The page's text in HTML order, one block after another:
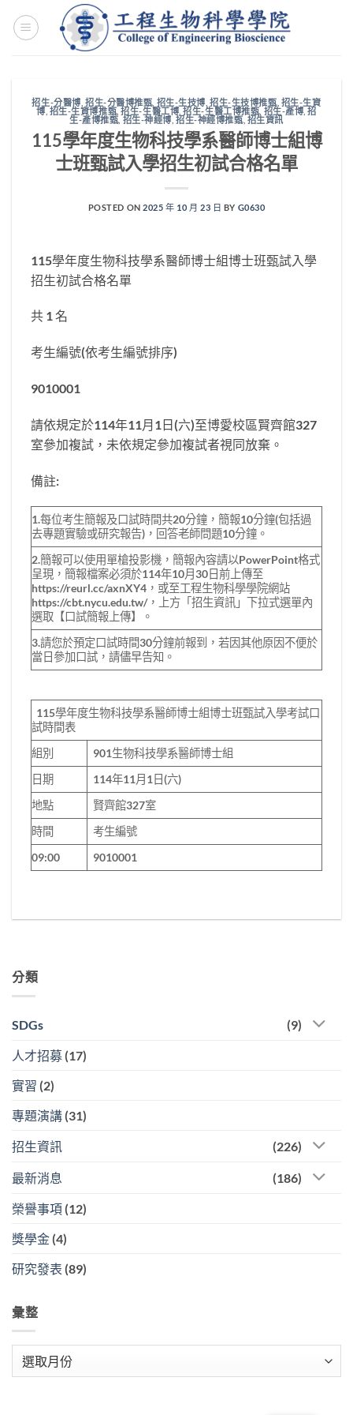
招生-分醫博, 招生-分醫博推甄, 招生-生技博,招生-生技博推甄, 招生-生資
博, 招生-生資博推甄,招生-生醫工博,招生-生醫工博推甄, 招生-產博,招
生-產博推甄, 招生-神經博,招生-神經博推甄, 招生資訊
115學年度生物科技學系醫師博士組博
士班甄試入學招生初試合格名單
POSTED ON2025 年 10 月 23 日 BY G0630
115學年度生物科技學系醫師博士組博士班甄試入學
招生初試合格名單
共 1 名
考生編號(依考生編號排序)
9010001
請依規定於114年11月1日(六)至博愛校區賢齊館327
室參加複試，未依規定參加複試者視同放棄。
備註:
1.每位考生簡報及口試時間共20分鐘，簡報10分鐘(包括過
去專題實驗或研究報告)，回答老師問題10分鐘。
2.簡報可以使用單槍投影機，簡報內容請以PowerPoint格式
呈現，簡報檔案必須於114年10月30日前上傳至
https://reurl.cc/axnXY4，或至工程生物科學學院網站
https://cbt.nycu.edu.tw/，上方「招生資訊」下拉式選單內
選取【口試簡報上傳】。
3.請您於預定口試時間30分鐘前報到，若因其他原因不便於
當日參加口試，請儘早告知。
115學年度生物科技學系醫師博士組博士班甄試入學考試口
試時間表
組別
901生物科技學系醫師博士組
日期
114年11月1日(六)
地點
賢齊館327室
時間
考生編號
09:00
9010001
分類
SDGs (9)
人才招募 (17)
實習 (2)
專題演講 (31)
招生資訊 (226)
最新消息 (186)
榮譽事項 (12)
獎學金 (4)
研究發表 (89)
彙整